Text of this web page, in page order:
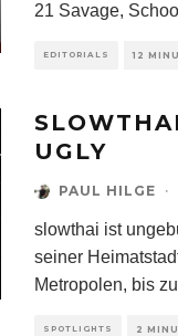
21 Savage,
EDITORIALS 12
UGLY
PAUL HILGE ·
slowthai ist
seiner
Metropolen, bis
SPOTLIGHTS 2